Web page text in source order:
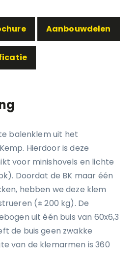
Aanbouwdelen
balenklem uit het
Hierdoor is deze
voor minishovels en lichte
Doordat de BK maar één
hebben we deze klem
(± 200 kg). De
uit één buis van 60x6,3
de buis geen zwakke
van de klemarmen is 360